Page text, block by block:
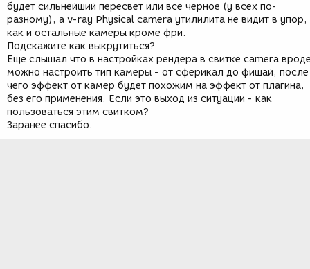
будет сильнейший пересвет или все черное (у всех по-
разному), а v-ray Physical camera утилилита не видит в упор,
как и остальные камеры кроме фри.
Подскажите как выкрутиться?
Еще слышал что в настройках рендера в свитке camera
можно настроить тип камеры - от сферикал до фишай, после
чего эффект от камер будет похожим на эффект от плагина,
без его применения. Если это выход из ситуации - как
пользоваться этим свитком?
Заранее спасибо.